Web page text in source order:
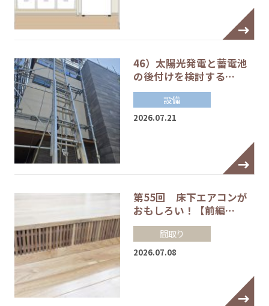
46）太陽光発電と蓄電池
の後付けを検討する…
設備
2026.07.21
第55回 床下エアコンが
おもしろい！【前編…
間取り
2026.07.08